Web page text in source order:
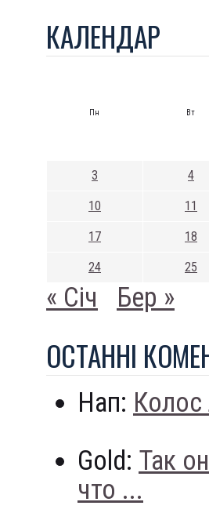
КАЛЕНДАР
Пн Вт
3 4
10 11
17 18
24 25
« Січ Бер »
ОСТАННI
Нап:
Gold: Так
что ...